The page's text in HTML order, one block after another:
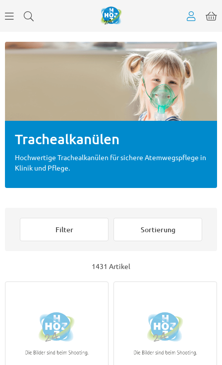
Trachealkanülen
Hochwertige Trachealkanülen für sichere Atemwegspflege in
Klinik und Pflege.
Filter Sortierung
1431 Artikel